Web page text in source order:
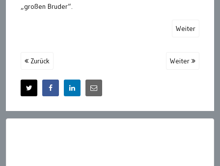
„großen Bruder“.
Weiter
Zurück Weiter